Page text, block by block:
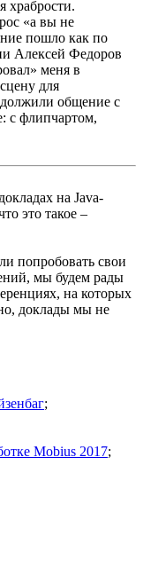
храбрости.
«а вы не
пошло как по
Алексей Федоров
меня в
для
общение с
с флипчартом,
на Java-
это такое –
попробовать свои
мы будем рады
на которых
доклады мы не
;
Mobius 2017;